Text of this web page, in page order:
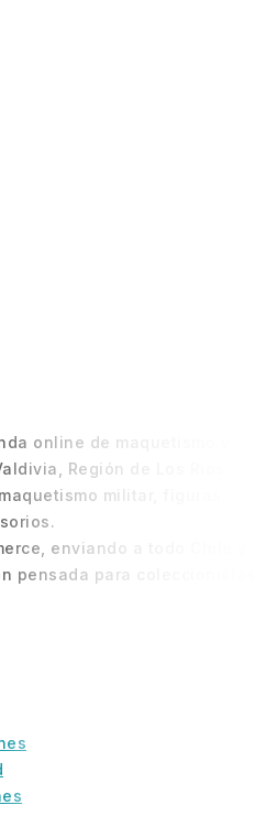
online de maquetismo y
Región de Los Ríos.
militar, figuras,
enviando a todo Chile y
pensada para coleccionistas